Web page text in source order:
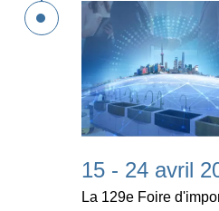
15 - 24 avril
La 129e Foire